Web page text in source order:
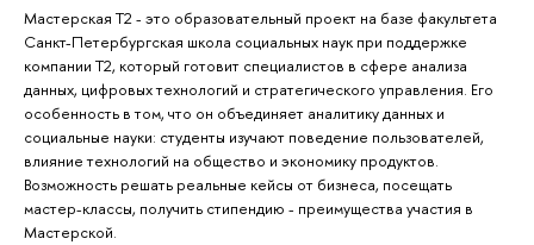
Мастерская Т2 - это образовательный проект на базе факультета
Санкт-Петербургская школа социальных наук при поддержке
компании Т2, который готовит специалистов в сфере анализа
данных, цифровых технологий и стратегического управления. Его
особенность в том, что он объединяет аналитику данных и
социальные науки: студенты изучают поведение пользователей,
влияние технологий на общество и экономику продуктов.
Возможность решать реальные кейсы от бизнеса, посещать
мастер-классы, получить стипендию - преимущества участия в
Мастерской.